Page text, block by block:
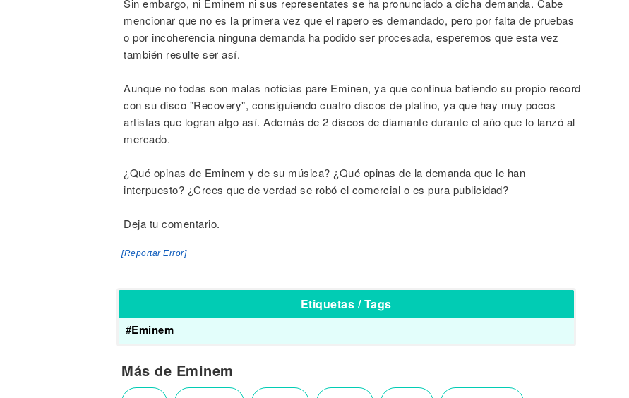
Sin embargo, ni Eminem ni sus representates se ha pronunciado a dicha demanda. Cabe
mencionar que no es la primera vez que el rapero es demandado, pero por falta de pruebas
o por incoherencia ninguna demanda ha podido ser procesada, esperemos que esta vez
también resulte ser así.
Aunque no todas son malas noticias pare Eminen, ya que continua batiendo su propio record
con su disco "Recovery", consiguiendo cuatro discos de platino, ya que hay muy pocos
artistas que logran algo así. Además de 2 discos de diamante durante el año que lo lanzó al
mercado.
¿Qué opinas de Eminem y de su música? ¿Qué opinas de la demanda que le han
interpuesto? ¿Crees que de verdad se robó el comercial o es pura publicidad?
Deja tu comentario.
[Reportar Error]
Etiquetas / Tags
#Eminem
Más de Eminem